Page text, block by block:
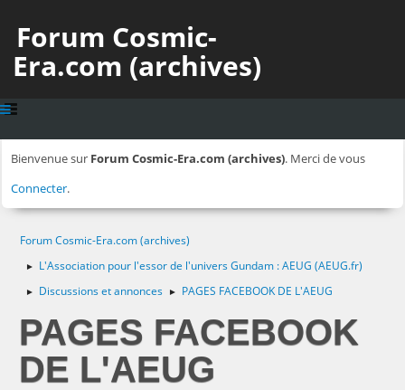
Forum Cosmic-
Era.com (archives)
Bienvenue sur Forum Cosmic-Era.com (archives). Merci de vous
Connecter.
Forum Cosmic-Era.com (archives)
► L'Association pour l'essor de l'univers Gundam : AEUG (AEUG.fr)
► Discussions et annonces ► PAGES FACEBOOK DE L'AEUG
PAGES FACEBOOK
DE L'AEUG